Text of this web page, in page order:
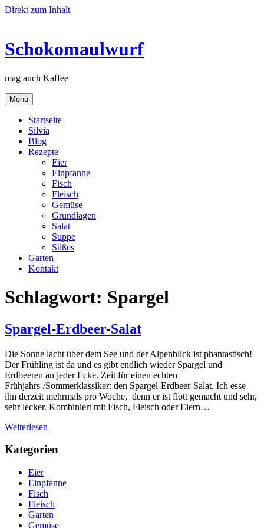
Direkt zum Inhalt
Schokomaulwurf
mag auch Kaffee
Menü
Startseite
Silvia
Blog
Rezepte
Eier
Einpfanne
Fisch
Fleisch
Gemüse
Grundlagen
Salat
Suppe
Süßes
Garten
Kontakt
Schlagwort: Spargel
Spargel-Erdbeer-Salat
Die Sonne lacht über dem See und der Alpenblick ist phantastisch!
Der Frühling ist da und es gibt endlich wieder Spargel und
Erdbeeren an jeder Ecke. Zeit für einen echten
Frühjahrs-/Sommerklassiker: den Spargel-Erdbeer-Salat. Ich esse
ihn derzeit mehrmals pro Woche, denn er ist flott gemacht und sehr,
sehr lecker. Kombiniert mit Fisch, Fleisch oder Eiern…
Weiterlesen
Kategorien
Eier
Einpfanne
Fisch
Fleisch
Garten
Gemüse